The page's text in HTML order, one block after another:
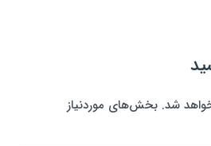
شد. بخش‌های موردنیاز